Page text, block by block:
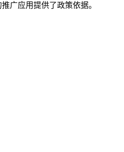
广应用提供了政策依据。